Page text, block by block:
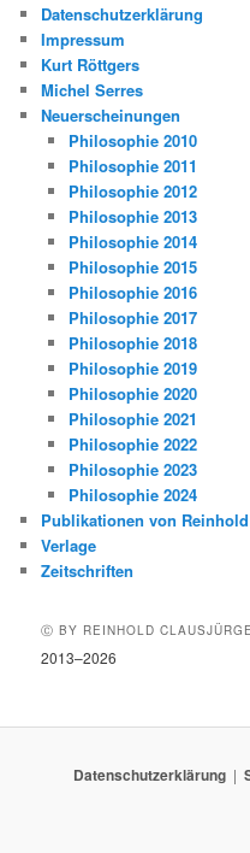
Datenschutzerklärung
Impressum
Kurt Röttgers
Michel Serres
Neuerscheinungen
Philosophie 2010
Philosophie 2011
Philosophie 2012
Philosophie 2013
Philosophie 2014
Philosophie 2015
Philosophie 2016
Philosophie 2017
Philosophie 2018
Philosophie 2019
Philosophie 2020
Philosophie 2021
Philosophie 2022
Philosophie 2023
Philosophie 2024
Publikationen von
Verlage
Zeitschriften
Ⓒ BY REINHOLD
2013–2026
Datenschutzerklärung